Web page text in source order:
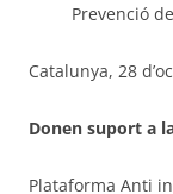
Prevenció
Catalunya, 28
Donen suport a
Plataforma Anti